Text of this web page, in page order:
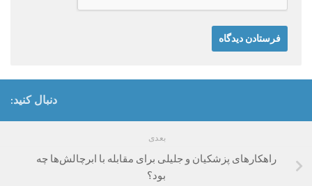
دنبال کنید:
بعدی
راهکار‌های پزشکیان و جلیلی برای مقابله با ابرچالش‌ها چه
بود؟